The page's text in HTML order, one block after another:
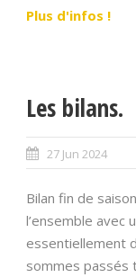
Plus d'infos !
Les bilans.
27 Jun 2024
Bilan fin de
l’ensemble avec
essentiellement
sommes passés